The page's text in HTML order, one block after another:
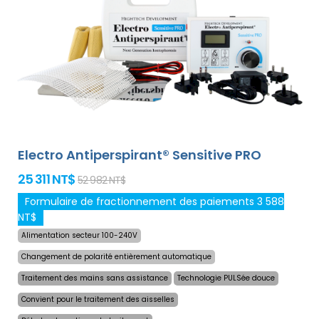
Antiperspirant Forte est compatible avec tous les
adaptateurs optionnels de notre offre. Le prix du produit
inclut déjà une livraison express dans le monde
entier et une garantie de remboursement en cas
d`insatisfaction. Les instructions d`utilisation sont dans
votre langue.
Electro Antiperspirant® Sensitive PRO
25 311 NT$ 52 982 NT$
Formulaire de fractionnement des paiements 3 588
NT$
Alimentation secteur 100-240V
Changement de polarité entièrement automatique
Traitement des mains sans assistance
Technologie PULSée douce
Convient pour le traitement des aisselles